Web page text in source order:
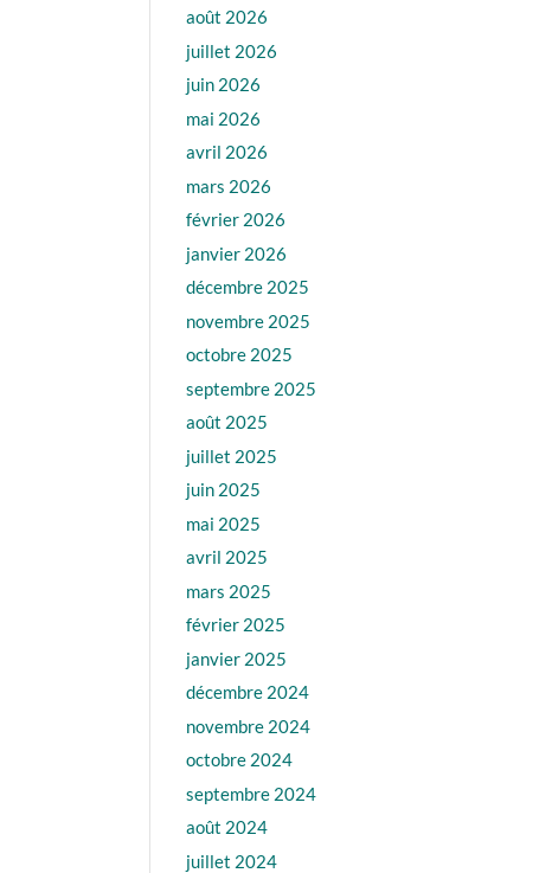
août 2026
juillet 2026
juin 2026
mai 2026
avril 2026
mars 2026
février 2026
janvier 2026
décembre 2025
novembre 2025
octobre 2025
septembre 2025
août 2025
juillet 2025
juin 2025
mai 2025
avril 2025
mars 2025
février 2025
janvier 2025
décembre 2024
novembre 2024
octobre 2024
septembre 2024
août 2024
juillet 2024